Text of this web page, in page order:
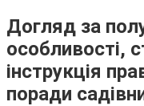
Догляд за
особливості,
інструкція
поради